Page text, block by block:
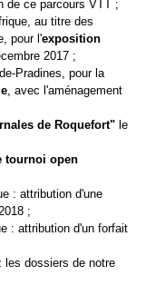
de ce parcours VTT ;
au titre des
pour l'exposition
2017 ;
Pradines, pour la
, avec l'aménagement
de Roquefort" le
tournoi open
: attribution d'une
;
: attribution d'un forfait
les dossiers de notre